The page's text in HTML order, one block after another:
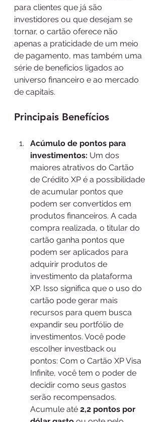
para clientes que já são
investidores ou que desejam se
tornar, o cartão oferece não
apenas a praticidade de um meio
de pagamento, mas também uma
série de benefícios ligados ao
universo financeiro e ao mercado
de capitais.
Principais Benefícios
Acúmulo de pontos para
investimentos: Um dos
maiores atrativos do Cartão
de Crédito XP é a possibilidade
de acumular pontos que
podem ser convertidos em
produtos financeiros. A cada
compra realizada, o titular do
cartão ganha pontos que
podem ser aplicados para
adquirir produtos de
investimento da plataforma
XP. Isso significa que o uso do
cartão pode gerar mais
recursos para quem busca
expandir seu portfólio de
investimentos. Você pode
escolher investback ou
pontos: Com o Cartão XP Visa
Infinite, você tem o poder de
decidir como seus gastos
serão recompensados.
Acumule até 2,2 pontos por